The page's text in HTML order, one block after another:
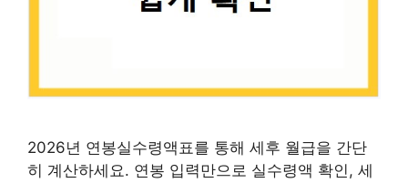
2026년 연봉실수령액표를 통해 세후 월급을 간단
히 계산하세요. 연봉 입력만으로 실수령액 확인, 세